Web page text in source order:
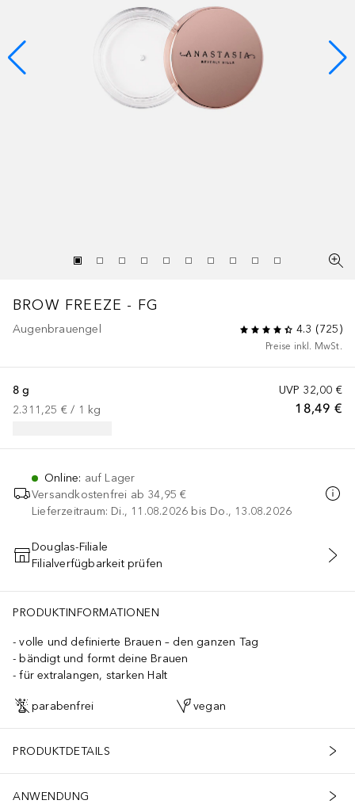
BROW FREEZE - FG
Augenbrauengel 4.3 (725)
Preise inkl. MwSt.
UVP 32,00 €
18,49 €
8 g
2.311,25 € / 1 kg
Online: auf Lager
Versandkostenfrei ab 34,95 €
Lieferzeitraum: Di., 11.08.2026 bis Do., 13.08.2026
IN DEN WARENKORB
Douglas-Filiale
Filialverfügbarkeit prüfen
PRODUKTINFORMATIONEN
volle und definierte Brauen – den ganzen Tag
bändigt und formt deine Brauen
für extralangen, starken Halt
parabenfrei vegan
PRODUKTDETAILS
ANWENDUNG